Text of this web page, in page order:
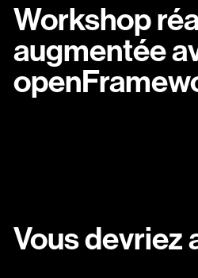
Workshop
augmentée
Vous devriez